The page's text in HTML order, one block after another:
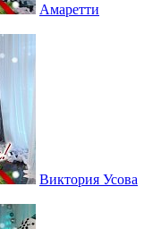
Амаретти
Виктория Усова